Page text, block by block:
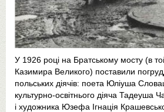
У 1926 році на Братському мосту (в
Казимира Великого) поставили
польських діячів: поета Юліуша
культурно-освітнього діяча Тадеуша
і художника Юзефа Ігнація